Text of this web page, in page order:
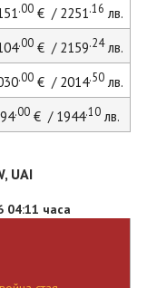
.00€ / 2251.16 лв.
.00€ / 2159.24лв.
.00€ / 2014.50лв.
.00€ / 1944.10лв.
UAI
04:11 часа